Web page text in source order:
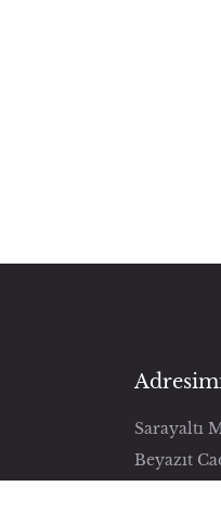
Sarayaltı
Beyazıt